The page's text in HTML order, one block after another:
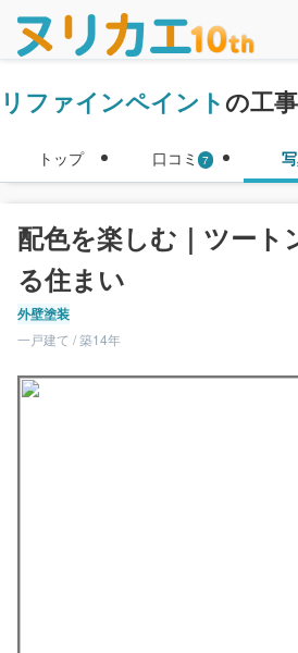
リファインペイントの工
トップ 口コミ 7
配色を楽しむ｜ツート
る住まい
外壁塗装
一戸建て / 築14年